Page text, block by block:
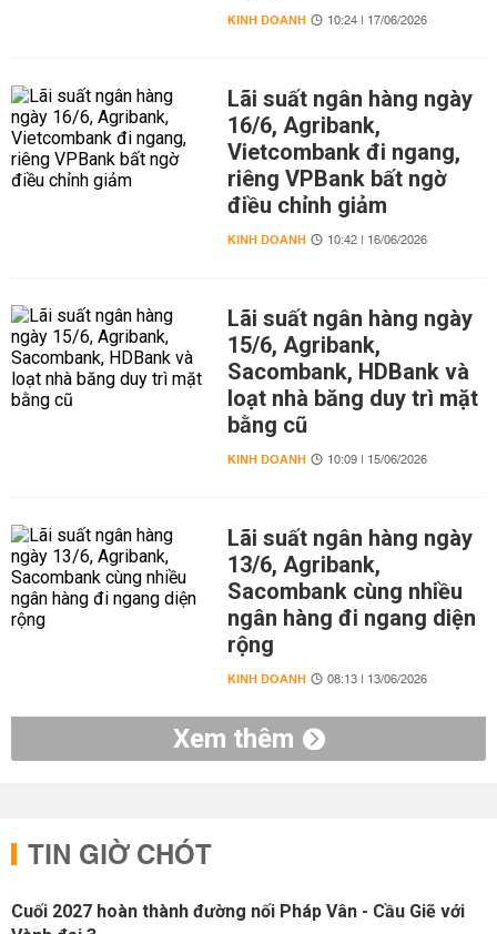
KINH DOANH 10:24 | 17/06/2026
Lãi suất ngân hàng ngày
16/6, Agribank,
Vietcombank đi ngang,
riêng VPBank bất ngờ
điều chỉnh giảm
KINH DOANH 10:42 | 16/06/2026
Lãi suất ngân hàng ngày
15/6, Agribank,
Sacombank, HDBank và
loạt nhà băng duy trì mặt
bằng cũ
KINH DOANH 10:09 | 15/06/2026
Lãi suất ngân hàng ngày
13/6, Agribank,
Sacombank cùng nhiều
ngân hàng đi ngang diện
rộng
KINH DOANH 08:13 | 13/06/2026
Xem thêm
TIN GIỜ CHÓT
Cuối 2027 hoàn thành đường nối Pháp Vân - Cầu Giẽ với